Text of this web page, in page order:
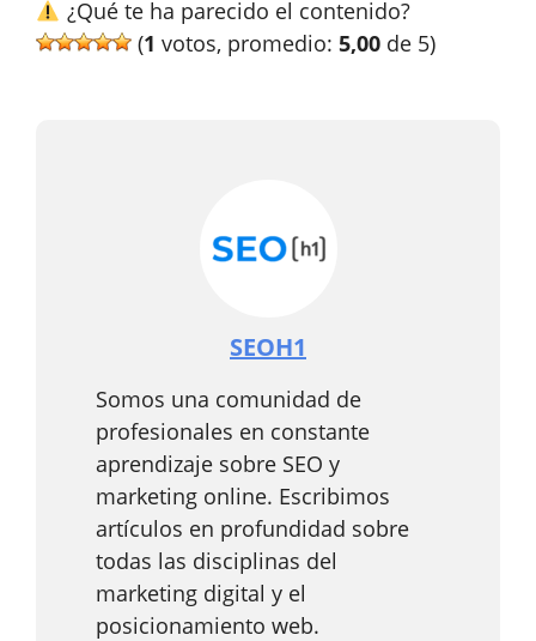
¿Qué te ha parecido el contenido?
(1 votos, promedio: 5,00 de 5)
SEOH1
Somos una comunidad de
profesionales en constante
aprendizaje sobre SEO y
marketing online. Escribimos
artículos en profundidad sobre
todas las disciplinas del
marketing digital y el
posicionamiento web.